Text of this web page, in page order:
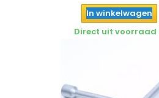
In winkelwagen
Direct uit voorraad